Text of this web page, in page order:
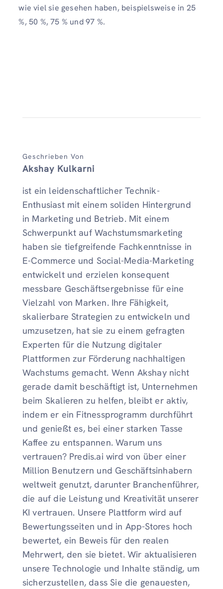
wie viel sie gesehen haben, beispielsweise in 25
%, 50 %, 75 % und 97 %.
Geschrieben Von
Akshay Kulkarni
ist ein leidenschaftlicher Technik-
Enthusiast mit einem soliden Hintergrund
in Marketing und Betrieb. Mit einem
Schwerpunkt auf Wachstumsmarketing
haben sie tiefgreifende Fachkenntnisse in
E-Commerce und Social-Media-Marketing
entwickelt und erzielen konsequent
messbare Geschäftsergebnisse für eine
Vielzahl von Marken. Ihre Fähigkeit,
skalierbare Strategien zu entwickeln und
umzusetzen, hat sie zu einem gefragten
Experten für die Nutzung digitaler
Plattformen zur Förderung nachhaltigen
Wachstums gemacht. Wenn Akshay nicht
gerade damit beschäftigt ist, Unternehmen
beim Skalieren zu helfen, bleibt er aktiv,
indem er ein Fitnessprogramm durchführt
und genießt es, bei einer starken Tasse
Kaffee zu entspannen. Warum uns
vertrauen? Predis.ai wird von über einer
Million Benutzern und Geschäftsinhabern
weltweit genutzt, darunter Branchenführer,
die auf die Leistung und Kreativität unserer
KI vertrauen. Unsere Plattform wird auf
Bewertungsseiten und in App-Stores hoch
bewertet, ein Beweis für den realen
Mehrwert, den sie bietet. Wir aktualisieren
unsere Technologie und Inhalte ständig, um
sicherzustellen, dass Sie die genauesten,